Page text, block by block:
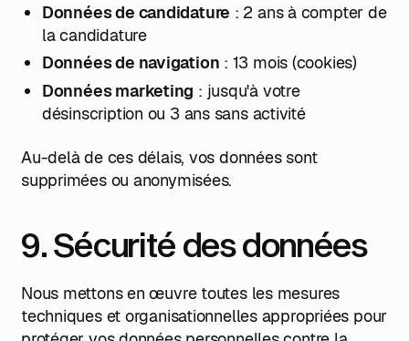
Données de candidature : 2 ans à compter de
la candidature
Données de navigation : 13 mois (cookies)
Données marketing : jusqu'à votre
désinscription ou 3 ans sans activité
Au-delà de ces délais, vos données sont
supprimées ou anonymisées.
9. Sécurité des données
Nous mettons en œuvre toutes les mesures
techniques et organisationnelles appropriées pour